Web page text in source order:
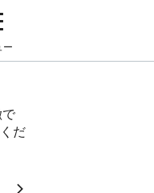
ー
で
だ